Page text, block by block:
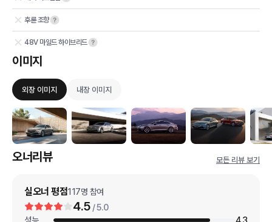
후륜 조향
48V 마일드 하이브리드
이미지
외장 이미지 내장 이미지
오너리뷰 모든 리뷰 보기
실오너 평점117명 참여
4.5 / 5.0